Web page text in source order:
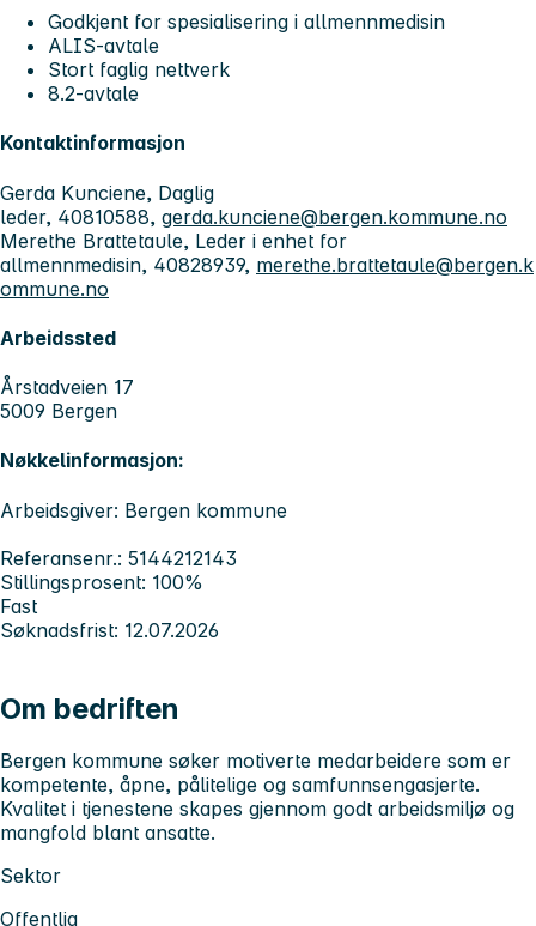
Godkjent for spesialisering i allmennmedisin
ALIS-avtale
Stort faglig nettverk
8.2-avtale
Kontaktinformasjon
Gerda Kunciene, Daglig
leder, 40810588, gerda.kunciene@bergen.kommune.no
Merethe Brattetaule, Leder i enhet for
allmennmedisin, 40828939, merethe.brattetaule@bergen.k
ommune.no
Arbeidssted
Årstadveien 17
5009 Bergen
Nøkkelinformasjon:
Arbeidsgiver: Bergen kommune
Referansenr.: 5144212143
Stillingsprosent: 100%
Fast
Søknadsfrist: 12.07.2026
Om bedriften
Bergen kommune søker motiverte medarbeidere som er
kompetente, åpne, pålitelige og samfunnsengasjerte.
Kvalitet i tjenestene skapes gjennom godt arbeidsmiljø og
mangfold blant ansatte.
Sektor
Offentlig